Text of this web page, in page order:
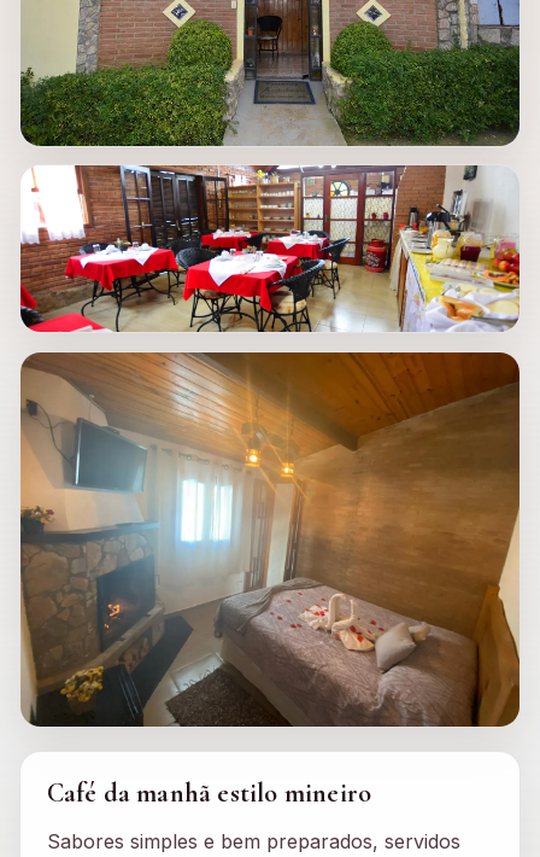
Café da manhã estilo mineiro
Sabores simples e bem preparados, servidos